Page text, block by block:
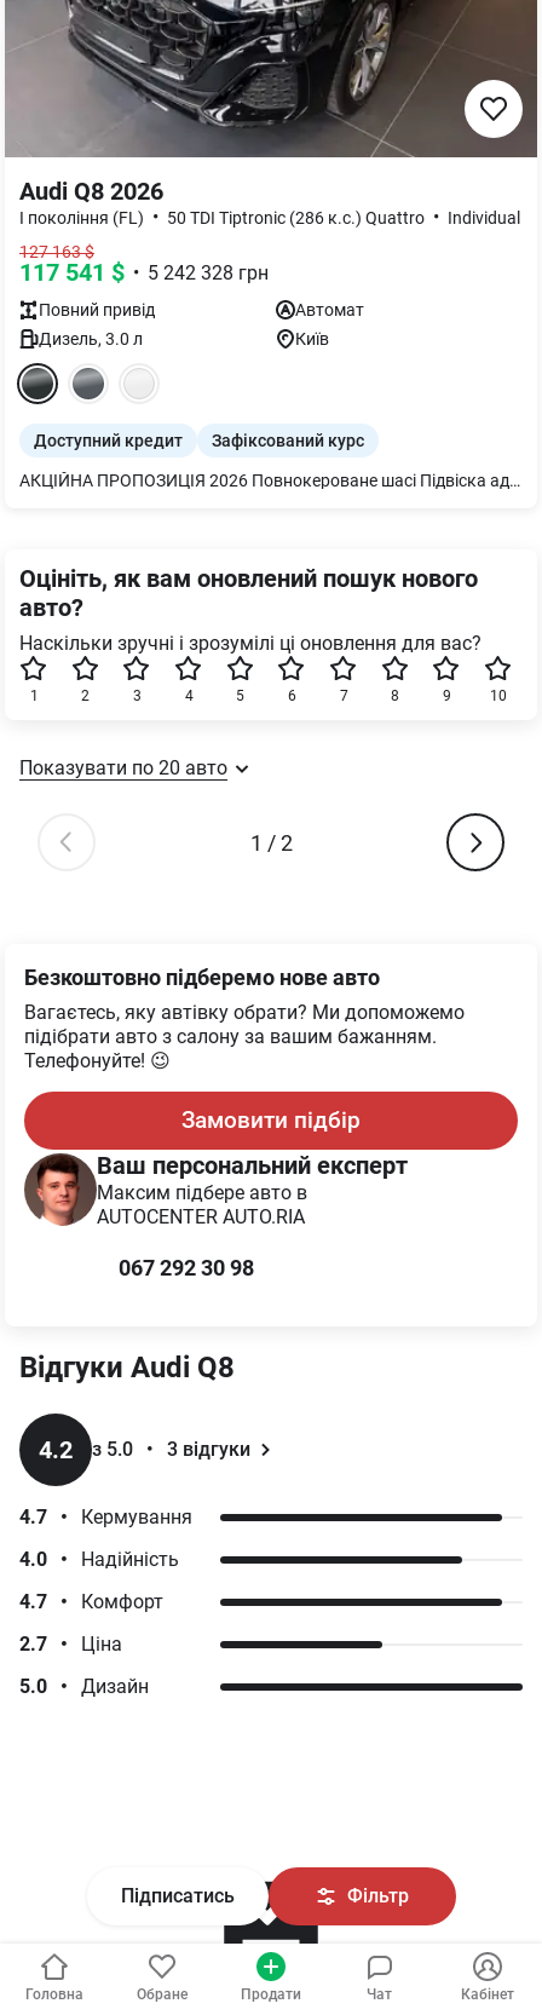
Підписатись Фільтр
Audi Q8 2026
I покоління (FL) • 50 TDI Tiptronic (286 к.с.) Quattro • Individual
127 163$
117 541 $ • 5 242 328 грн
Повний привід
Автомат
Дизель, 3.0 л Київ
Доступний кредит Зафіксований курс
АКЦІЙНА ПРОПОЗИЦІЯ 2026 Повнокероване шасі Підвіска адаптивна пневматична Кермо 3-спицеве шкіряне з підігрівом Іонізатор та ароматизатор Дах скляний панорамний Рейлінги на даху чорні Сидіння заднє plus Підігрів передніх і задніх сидінь Вентиляція і масаж для передніх сидінь Подушки безпеки бічні спереду та позаду і система захисту голови Пакет оптичний чорний плюс Audi Pre sense front Стеля в чорній тканині Дзеркала з пам’яттю і автом. затемненням з обох боків Елемент інтер’єру зверху у шкірі Декор натуральна деревина ясень сіро-коричнева Задні ліхтарі цифрові OLED світлодіодні Клімат-контроль 4-зональний Bang & Olufsen 3D Premium Sound System Подовжена гарантія 4 роки або 120 000 км Шкіра Valcona/ Шкіра Cricket з перфорацією Система попередж. про зміну смуги руху вкл. Audi pre sense rear Пакет-асистент Паркування вкл. камери кругового огляду Комфортний ключ з сенсорним відмиканням кришки багажника Екстер єр - пакет S line Передні сидіння індивідуальні контурні Сидіння передні з пам’яттю Світлодіодні матричні фари HD Matrix з лазерними модулями Фонова підсвітка plus Диски 5 W-подібних спиць 10Jx21 сірий графіт Засклення акустичне бічних вікон Адаптивний асистент швидкості сервопривід зачинення рульова колонка з електроприводом Audi smartphone interface Audi phone box light і багато іншого
Оцініть, як вам оновлений пошук нового
авто?
Наскільки зручні і зрозумілі ці оновлення для вас?
10
9
8
7
6
5
4
3
2
1
Показувати по 20 авто
1 /2
Безкоштовно підберемо нове авто
Вагаєтесь, яку автівку обрати? Ми допоможемо
підібрати авто з салону за вашим бажанням.
Телефонуйте! 😉
Замовити підбір
Ваш персональний експерт
Максим підбере авто в
AUTOCENTER AUTO.RIA
067 292 30 98
Відгуки Audi Q8
4.2 з 5.0 • 3 відгуки
4.7 •
Кермування
4.0
•
Надійність
4.7
•
Комфорт
2.7
•
Ціна
5.0
• Дизайн
Головна Обране Продати Чат Кабінет